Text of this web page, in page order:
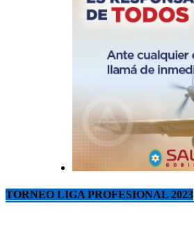
TORNEO LIGA PROFESIONAL 2023